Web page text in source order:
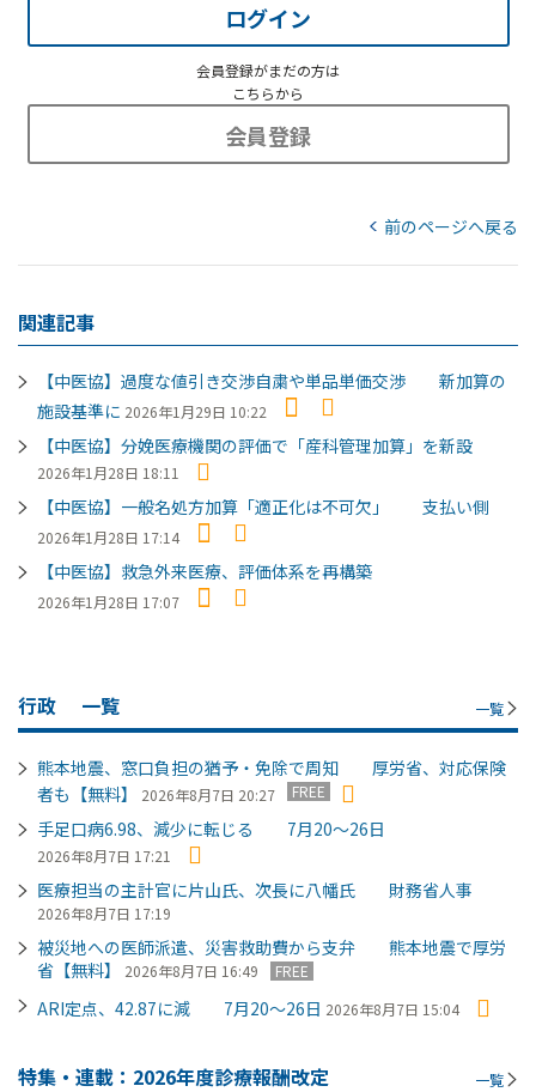
ログイン
会員登録がまだの方は
こちらから
会員登録
前のページへ戻る
関連記事
【中医協】過度な値引き交渉自粛や単品単価交渉 新加算の
施設基準に 2026年1月29日 10:22
【中医協】分娩医療機関の評価で「産科管理加算」を新設
2026年1月28日 18:11
【中医協】一般名処方加算「適正化は不可欠」 支払い側
2026年1月28日 17:14
【中医協】救急外来医療、評価体系を再構築
2026年1月28日 17:07
行政 一覧 一覧
熊本地震、窓口負担の猶予・免除で周知 厚労省、対応保険
者も【無料】
2026年8月7日 20:27 FREE
手足口病6.98、減少に転じる 7月20～26日
2026年8月7日 17:21
医療担当の主計官に片山氏、次長に八幡氏 財務省人事
2026年8月7日 17:19
被災地への医師派遣、災害救助費から支弁 熊本地震で厚労
省【無料】
2026年8月7日 16:49 FREE
ARI定点、42.87に減 7月20～26日 2026年8月7日 15:04
特集・連載：2026年度診療報酬改定 一覧